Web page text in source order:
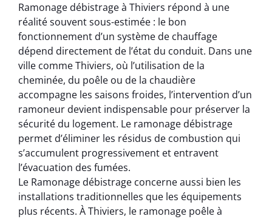
Ramonage débistrage à Thiviers répond à une
réalité souvent sous-estimée : le bon
fonctionnement d’un système de chauffage
dépend directement de l’état du conduit. Dans une
ville comme Thiviers, où l’utilisation de la
cheminée, du poêle ou de la chaudière
accompagne les saisons froides, l’intervention d’un
ramoneur devient indispensable pour préserver la
sécurité du logement. Le ramonage débistrage
permet d’éliminer les résidus de combustion qui
s’accumulent progressivement et entravent
l’évacuation des fumées.
Le Ramonage débistrage concerne aussi bien les
installations traditionnelles que les équipements
plus récents. À Thiviers, le ramonage poêle à